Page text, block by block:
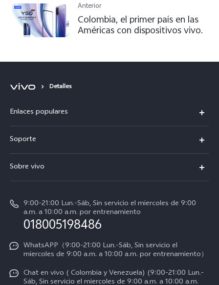
Anterior
Colombia, el primer país en las
Américas con dispositivos vivo.
Detalles
Enlaces populares
V70
V70 FE
Y11d
Soporte
Centro de servicio
Verificación de IMEI
Consulta el Precio de los Repuestos
Manual de usuario
Servicio de logística
Progreso de la reparación
Sobre vivo
Noticias
Empleos en vivo
Avisos legales
Acerca de nosotros
9:00-21:00 Lun.-Sáb, Sin servicio el miercoles de 9:00
a.m. a 10:00 a.m. por entrenamiento
018005198486
WhatsAPP（9:00-21:00 Lun.-Sáb, Sin servicio el
miercoles de 9:00 a.m. a 10:00 a.m. por entrenamiento）
Chat en vivo ( Colombia y Venezuela) (9:00-21:00 Lun.-
Sáb, Sin servicio el miercoles de 9:00 a.m. a 10:00 a.m.